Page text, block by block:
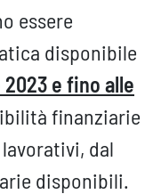
essere
disponibile
e fino alle
finanziarie
dal
disponibili.